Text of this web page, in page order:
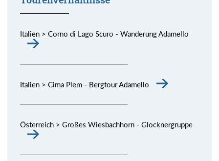
Italien > Corno di Lago Scuro - Wanderung Adamello
Italien > Cima Plem - Bergtour Adamello
Österreich > Großes Wiesbachhorn - Glocknergruppe